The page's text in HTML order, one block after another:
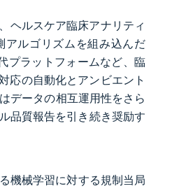
ヘルスケア臨床アナリティ
アルゴリズムを組み込んだ
プラットフォームなど、臨
応の自動化とアンビエント
データの相互運用性をさら
品質報告を引き続き奨励す
機械学習に対する規制当局